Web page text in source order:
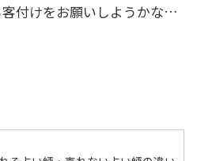
付けをお願いしようかな…